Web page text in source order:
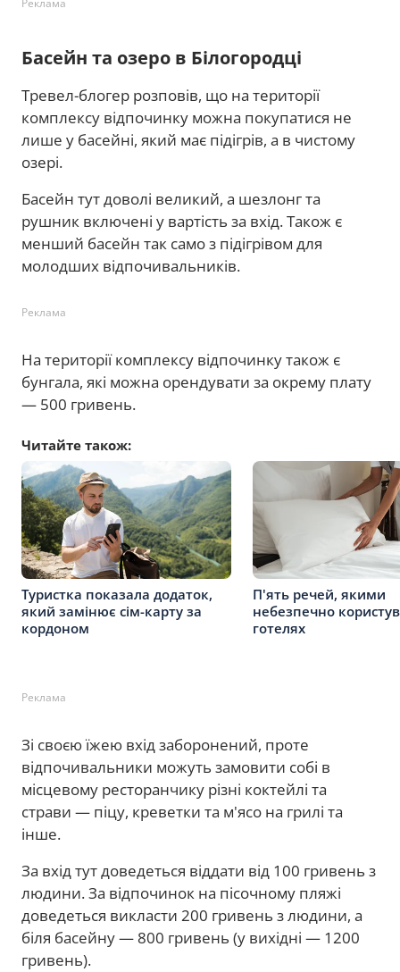
Реклама
Басейн та озеро в Білогородці
Тревел-блогер розповів, що на території
комплексу відпочинку можна покупатися не
лише у басейні, який має підігрів, а в чистому
озері.
Басейн тут доволі великий, а шезлонг та
рушник включені у вартість за вхід. Також є
менший басейн так само з підігрівом для
молодших відпочивальників.
Реклама
На території комплексу відпочинку також є
бунгала, які можна орендувати за окрему плату
— 500 гривень.
Читайте також:
Туристка показала додаток,
який замінює сім-карту за
кордоном
П'ять речей, якими
небезпечно
готелях
Реклама
Зі своєю їжею вхід заборонений, проте
відпочивальники можуть замовити собі в
місцевому ресторанчику різні коктейлі та
страви — піцу, креветки та м'ясо на грилі та
інше.
За вхід тут доведеться віддати від 100 гривень з
людини. За відпочинок на пісочному пляжі
доведеться викласти 200 гривень з людини, а
біля басейну — 800 гривень (у вихідні — 1200
гривень).